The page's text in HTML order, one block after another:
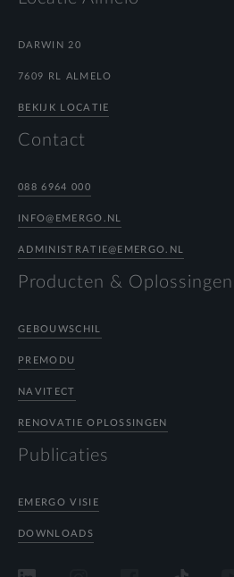
DARWIN 20
7609 RL ALMELO
BEKIJK LOCATIE
Contact
088 6964 000
INFO@EMERGO.NL
ADMINISTRATIE@EMERGO.NL
Producten & Oplossingen
GEBOUWSCHIL
PREMODU
NAVITECT
RENOVATIE OPLOSSINGEN
Publicaties
EMERGO VISIE
DOWNLOADS